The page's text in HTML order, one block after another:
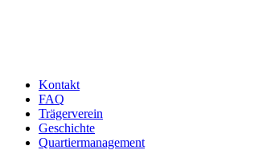
Kontakt
FAQ
Trägerverein
Geschichte
Quartiermanagement